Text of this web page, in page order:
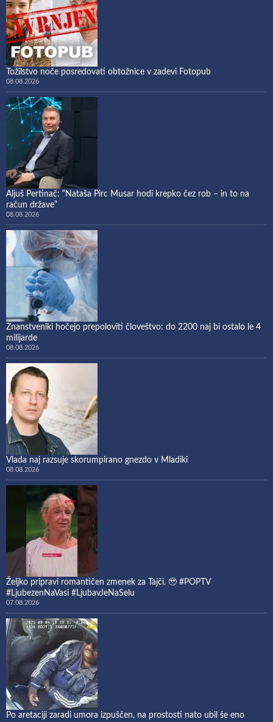
Tožilstvo noče posredovati obtožnice v zadevi Fotopub
08.08.2026
Aljuš Pertinač: “Nataša Pirc Musar hodi krepko čez rob – in to na
račun države”
08.08.2026
Znanstveniki hočejo prepoloviti človeštvo: do 2200 naj bi ostalo le 4
milijarde
08.08.2026
Vlada naj razsuje skorumpirano gnezdo v Mladiki
08.08.2026
Željko pripravi romantičen zmenek za Tajči. 🥹 #POPTV
#LjubezenNaVasi #LjubavJeNaSelu
07.08.2026
Po aretaciji zaradi umora izpuščen, na prostosti nato ubil še eno